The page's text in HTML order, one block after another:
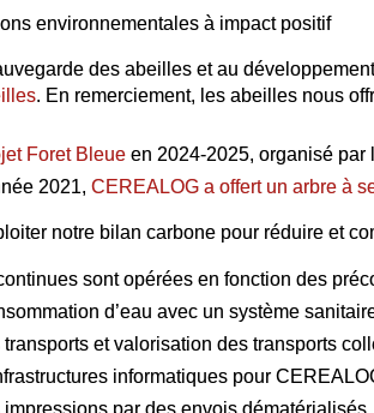
environnementales à impact positif
des abeilles et au
. En remerciement, les abeilles nous
Foret Bleue en 2024-2025, organisé
2021, CEREALOG a offert un arbre à
notre bilan carbone pour réduire et
sont opérées en fonction des
d’eau avec un système
et valorisation des transports
informatiques pour